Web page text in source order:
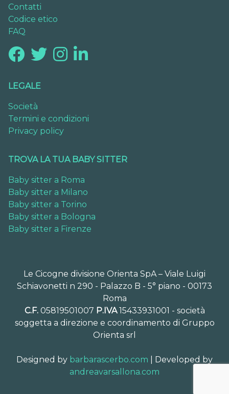
Contatti
Codice etico
FAQ
LEGALE
Società
Termini e condizioni
Privacy policy
TROVA LA TUA BABY SITTER
Baby sitter a Roma
Baby sitter a Milano
Baby sitter a Torino
Baby sitter a Bologna
Baby sitter a Firenze
Le Cicogne divisione Orienta SpA – Viale Luigi
Schiavonetti n 290 - Palazzo B - 5° piano - 00173
Roma
C.F.05819501007 P.IVA15433931001 - società
soggetta a direzione e coordinamento di Gruppo
Orienta srl
Designed by barbarascerbo.com | Developed by
andreavarsallona.com